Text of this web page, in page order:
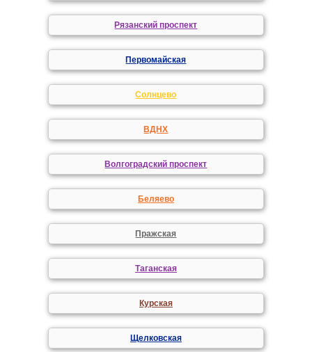
Рязанский проспект
Первомайская
Солнцево
ВДНХ
Волгоградский проспект
Беляево
Пражская
Таганская
Курская
Щелковская